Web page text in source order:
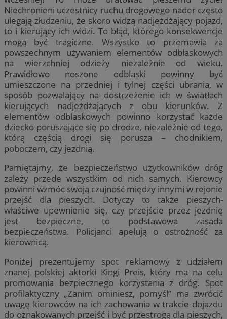
Niechronieni uczestnicy ruchu drogowego nader często
ulegają złudzeniu, że skoro widzą nadjeżdżający pojazd,
to i kierujący ich widzi. To błąd, którego konsekwencje
mogą być tragiczne. Wszystko to przemawia za
powszechnym używaniem elementów odblaskowych
na wierzchniej odzieży niezależnie od wieku.
Prawidłowo noszone odblaski powinny być
umieszczone na przedniej i tylnej części ubrania, w
sposób pozwalający na dostrzeżenie ich w światłach
kierujących nadjeżdżających z obu kierunków. Z
elementów odblaskowych powinno korzystać każde
dziecko poruszające się po drodze, niezależnie od tego,
którą częścią drogi się porusza – chodnikiem,
poboczem, czy jezdnią.
Pamiętajmy, że bezpieczeństwo użytkowników dróg
zależy przede wszystkim od nich samych. Kierowcy
powinni wzmóc swoją czujność między innymi w rejonie
przejść dla pieszych. Dotyczy to także pieszych-
właściwe upewnienie się, czy przejście przez jezdnię
jest bezpieczne, to podstawowa zasada
bezpieczeństwa. Policjanci apelują o ostrożność za
kierownicą.
Poniżej prezentujemy spot reklamowy z udziałem
znanej polskiej aktorki Kingi Preis, który ma na celu
promowania bezpiecznego korzystania z dróg. Spot
profilaktyczny „Zanim ominiesz, pomyśl” ma zwrócić
uwagę kierowców na ich zachowania w trakcie dojazdu
do oznakowanych przejść i być przestrogą dla pieszych,